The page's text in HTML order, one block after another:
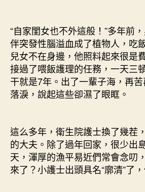
“自家閨女也不外這般！”多年前
伴突發性腦溢血成了植物人，吃
兒女不在身邊，他照料起來很是
接過了喂飯護理的任務，一天三
干就是7年。出了一輩子海，再
落淚，說起這些卻濕了眼眶。
這么多年，衛生院護士換了幾茬
的大夫。除了過年回家，很少出
天，渾厚的漁平易近們常會念叨
來了？小護士出頭具名“廓清”了